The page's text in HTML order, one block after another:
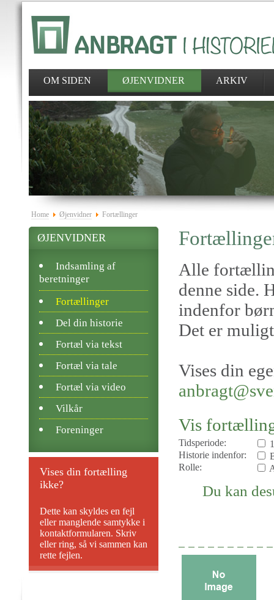
OM SIDEN ØJENVIDNER ARKIV
Home Øjenvidner Fortællinger
Alle
denne side.
indenfor
Det er
Vises din
Vis
Tidsperiode:
Historie indenfor:
Rolle:
Du kan
ØJENVIDNER
Indsamling af
beretninger
Fortællinger
Del din historie
Fortæl via tekst
Fortæl via tale
Fortæl via video
Vilkår
Foreninger
Vises din fortælling
ikke?
Dette kan skyldes en fejl
eller manglende samtykke i
kontaktformularen. Skriv
eller ring, så vi sammen kan
rette fejlen.